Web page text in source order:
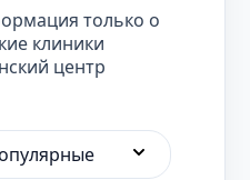
только о
клиники
центр